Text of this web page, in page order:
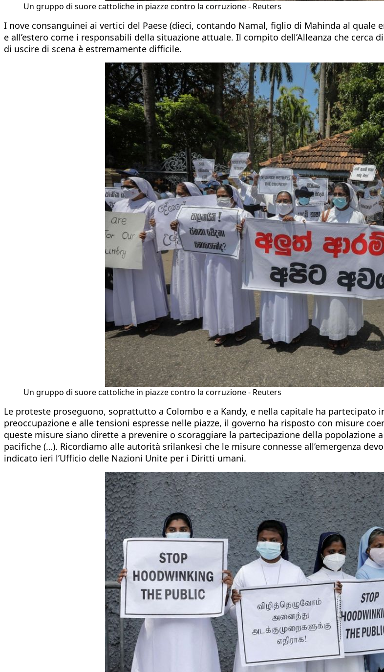
Un gruppo di suore cattoliche in piazze contro la corruzione - Reuters
I nove consanguinei ai vertici del Paese (dieci, contando Namal, figlio di Mahinda al
e all’estero come i responsabili della situazione attuale. Il compito dell’Alleanza che
di uscire di scena è estremamente difficile.
Un gruppo di suore cattoliche in piazze contro la corruzione - Reuters
Le proteste proseguono, soprattutto a Colombo e a Kandy, e nella capitale ha partecipato
preoccupazione e alle tensioni espresse nelle piazze, il governo ha risposto con misure
queste misure siano dirette a prevenire o scoraggiare la partecipazione della
pacifiche (…). Ricordiamo alle autorità srilankesi che le misure connesse all’emergenza
indicato ieri l’Ufficio delle Nazioni Unite per i Diritti umani.